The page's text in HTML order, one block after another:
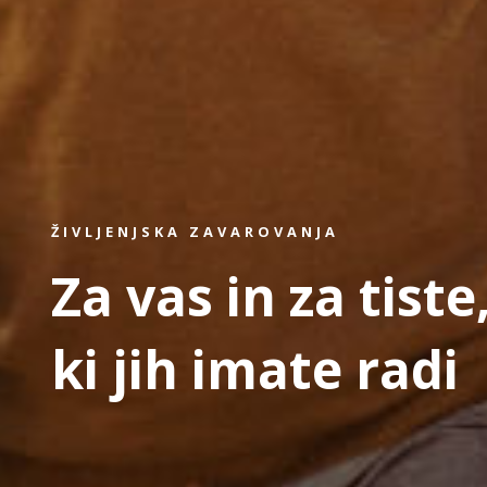
ŽIVLJENJSKA ZAVAROVANJA
Za vas in za
ki jih imate radi